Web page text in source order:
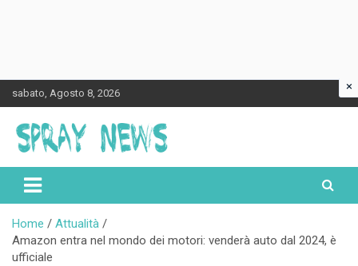
to
content
sabato, Agosto 8, 2026
Spraynews.it
Home
Attualità
Amazon entra nel mondo dei motori: venderà auto dal 2024, è
ufficiale
×